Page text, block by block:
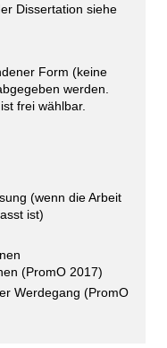
Dissertation siehe
Form (keine
werden.
frei wählbar.
(wenn die Arbeit
ist)
(PromO 2017)
Werdegang (PromO